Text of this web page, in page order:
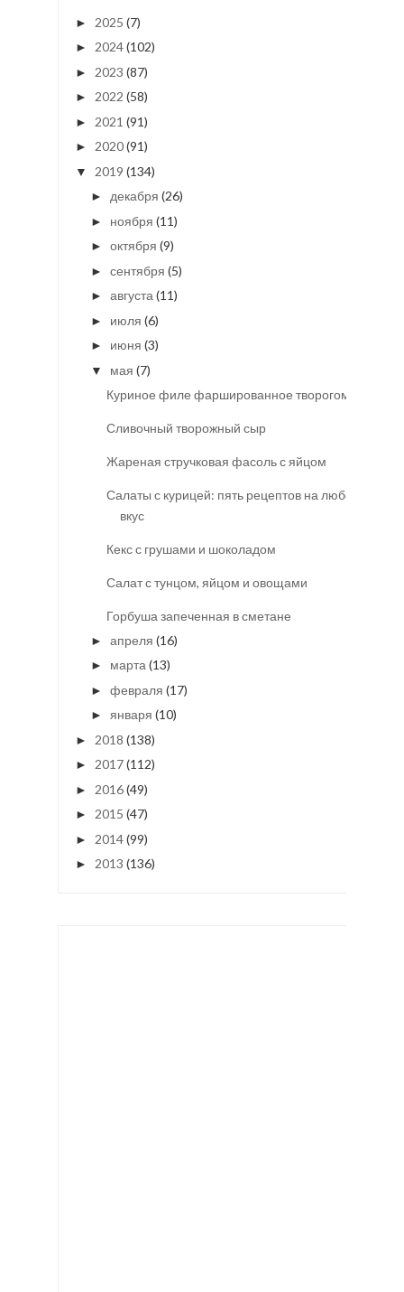
► 2025 (7)
► 2024(102)
► 2023 (87)
► 2022 (58)
► 2021 (91)
► 2020(91)
▼ 2019 (134)
► декабря (26)
► ноября (11)
► октября (9)
► сентября (5)
► августа (11)
► июля (6)
► июня (3)
▼ мая (7)
Куриное филе фаршированное творогом
Сливочный творожный сыр
Жареная стручковая фасоль с яйцом
Салаты с курицей: пять рецептов на любой
вкус
Кекс с грушами и шоколадом
Салат с тунцом, яйцом и овощами
Горбуша запеченная в сметане
► апреля (16)
► марта (13)
► февраля (17)
► января (10)
► 2018 (138)
► 2017(112)
► 2016(49)
► 2015 (47)
► 2014(99)
► 2013 (136)